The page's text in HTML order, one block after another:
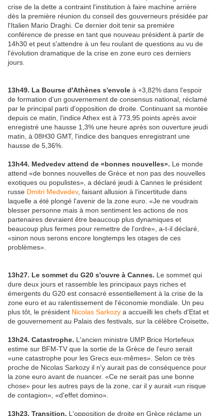
crise de la dette a contraint l'institution à faire machine arrière
dès la première réunion du conseil des gouverneurs présidée par
l'Italien Mario Draghi. Ce dernier doit tenir sa première
conférence de presse en tant que nouveau président à partir de
14h30 et peut s'attendre à un feu roulant de questions au vu de
l'évolution dramatique de la crise en zone euro ces derniers
jours.
13h49. La Bourse d'Athènes s'envole à +3,82% dans l'espoir
de formation d'un gouvernement de consensus national, réclamé
par le principal parti d'opposition de droite. Continuant sa montée
depuis ce matin, l'indice Athex est à 773,95 points après avoir
enregistré une hausse 1,3% une heure après son ouverture jeudi
matin, à 08H30 GMT, l'indice des banques enregistrant une
hausse de 5,36%.
13h44. Medvedev attend de «bonnes nouvelles». Le monde
attend «de bonnes nouvelles de Grèce et non pas des nouvelles
exotiques ou populistes», a déclaré jeudi à Cannes le président
russe Dmitri Medvedev, faisant allusion à l'incertitude dans
laquelle a été plongé l'avenir de la zone euro. «Je ne voudrais
blesser personne mais à mon sentiment les actions de nos
partenaires devraient être beaucoup plus dynamiques et
beaucoup plus fermes pour remettre de l'ordre», a-t-il déclaré,
«sinon nous serons encore longtemps les otages de ces
problèmes».
13h27. Le sommet du G20 s'ouvre à Cannes. Le sommet qui
dure deux jours et rassemble les principaux pays riches et
émergents du G20 est consacré essentiellement à la crise de la
zone euro et au ralentissement de l'économie mondiale. Un peu
plus tôt, le président Nicolas Sarkozy a accueilli les chefs d'Etat et
de gouvernement au Palais des festivals, sur la célèbre Croisette.
13h24. Catastrophe. L'ancien ministre UMP Brice Hortefeux
estime sur BFM-TV que la sortie de la Grèce de l'euro serait
«une catastrophe pour les Grecs eux-mêmes». Selon ce très
proche de Nicolas Sarkozy il n'y aurait pas de conséquence pour
la zone euro avant de nuancer. «Ce ne serait pas une bonne
chose» pour les autres pays de la zone, car il y aurait «un risque
de contagion», «d'effet domino».
13h23. Transition. L'opposition de droite en Grèce réclame un